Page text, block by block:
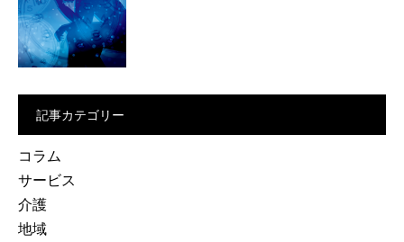
記事カテゴリー
コラム
サービス
介護
地域